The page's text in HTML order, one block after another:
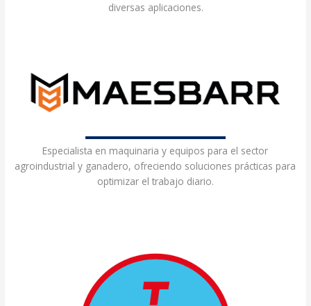
diversas aplicaciones.
Especialista en maquinaria y equipos para el sector
agroindustrial y ganadero, ofreciendo soluciones prácticas para
optimizar el trabajo diario.